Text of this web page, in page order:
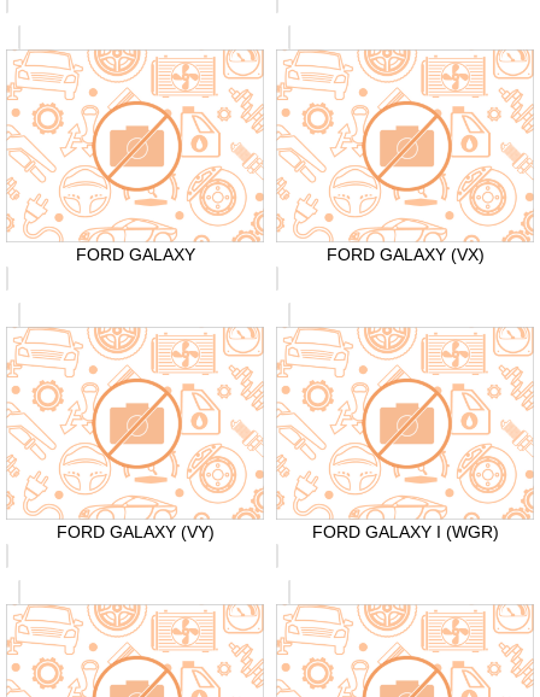
FORD GALAXY FORD GALAXY (VX)
FORD GALAXY (VY) FORD GALAXY I (WGR)